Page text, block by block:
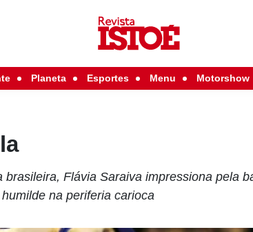
Planeta Esportes Menu Motorshow
brasileira, Flávia Saraiva impressiona pela
na periferia carioca